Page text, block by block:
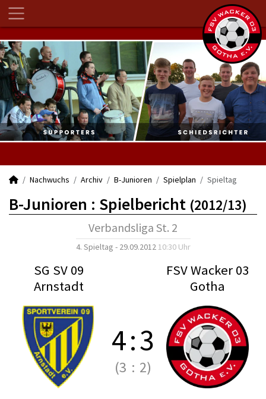
Nachwuchs Archiv B-Junioren Spielplan Spieltag
B-Junioren : Spielbericht (2012/13)
Verbandsliga St. 2
4. Spieltag - 29.09.2012 10:30 Uhr
SG SV 09
Arnstadt
FSV Wacker 03
Gotha
4:3
(3 : 2)